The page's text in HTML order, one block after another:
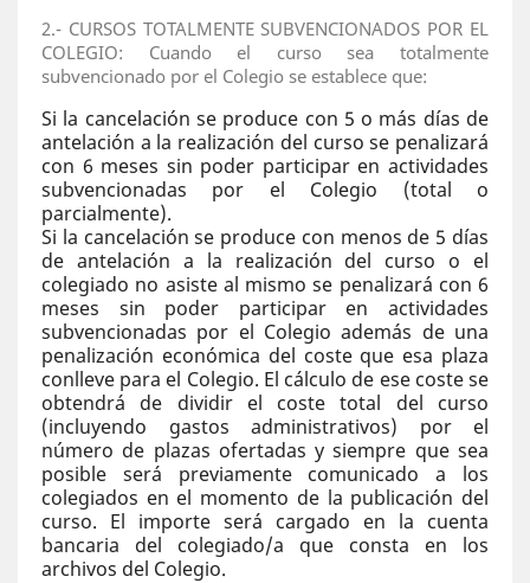
2.- CURSOS TOTALMENTE SUBVENCIONADOS POR EL
COLEGIO: Cuando el curso sea totalmente
subvencionado por el Colegio se establece que:
Si la cancelación se produce con 5 o más días de
antelación a la realización del curso se penalizará
con 6 meses sin poder participar en actividades
subvencionadas por el Colegio (total o
parcialmente).
Si la cancelación se produce con menos de 5 días
de antelación a la realización del curso o el
colegiado no asiste al mismo se penalizará con 6
meses sin poder participar en actividades
subvencionadas por el Colegio además de una
penalización económica del coste que esa plaza
conlleve para el Colegio. El cálculo de ese coste se
obtendrá de dividir el coste total del curso
(incluyendo gastos administrativos) por el
número de plazas ofertadas y siempre que sea
posible será previamente comunicado a los
colegiados en el momento de la publicación del
curso. El importe será cargado en la cuenta
bancaria del colegiado/a que consta en los
archivos del Colegio.